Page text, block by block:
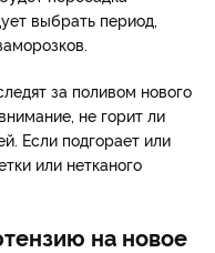
выбрать период,
за поливом нового
не горит ли
Если подгорает или
или нетканого
на новое